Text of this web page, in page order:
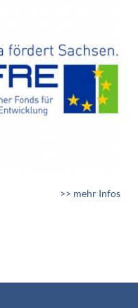
>> mehr Infos